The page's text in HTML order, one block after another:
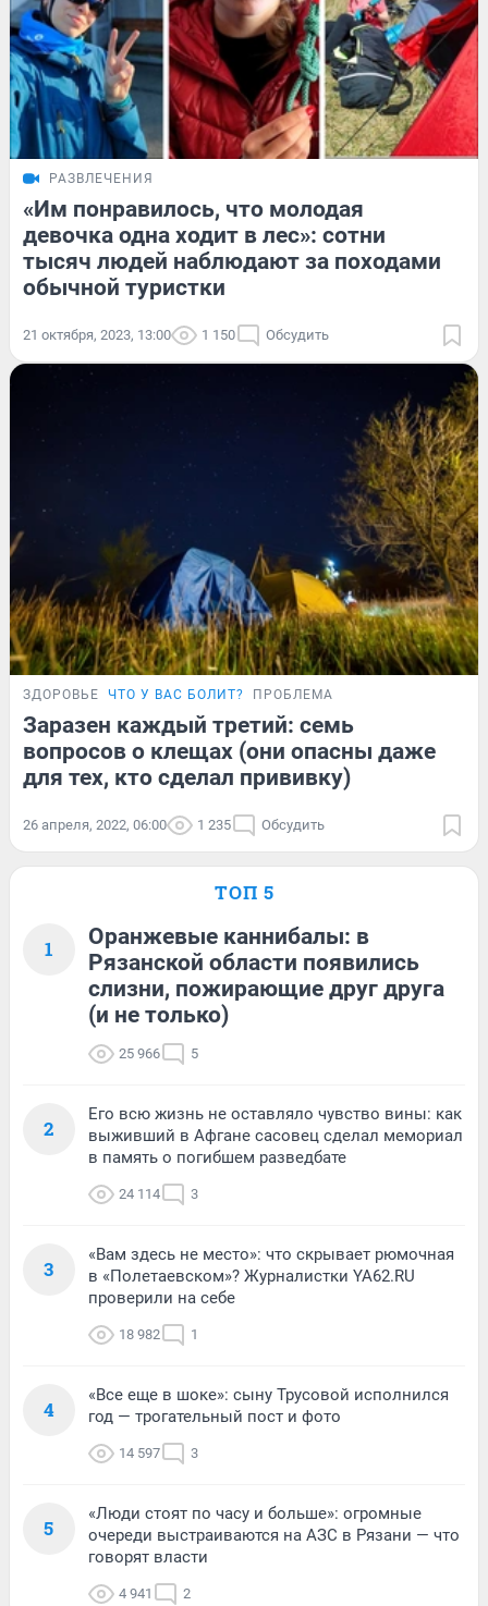
РАЗВЛЕЧЕНИЯ
«Им понравилось, что молодая
девочка одна ходит в лес»: сотни
тысяч людей наблюдают за походами
обычной туристки
21 октября, 2023, 13:00 1 150 Обсудить
ЗДОРОВЬЕ ЧТО У ВАС БОЛИТ? ПРОБЛЕМА
Заразен каждый третий: семь
вопросов о клещах (они опасны даже
для тех, кто сделал прививку)
26 апреля, 2022, 06:00 1 235 Обсудить
ТОП 5
1
Оранжевые каннибалы: в
Рязанской области появились
слизни, пожирающие друг друга
(и не только)
25 966 5
2
Его всю жизнь не оставляло чувство вины: как
выживший в Афгане сасовец сделал мемориал
в память о погибшем разведбате
24 114 3
3
«Вам здесь не место»: что скрывает рюмочная
в «Полетаевском»? Журналистки YA62.RU
проверили на себе
18 982 1
4
«Все еще в шоке»: сыну Трусовой исполнился
год — трогательный пост и фото
14 597 3
5
«Люди стоят по часу и больше»: огромные
очереди выстраиваются на АЗС в Рязани — что
говорят власти
4 941 2